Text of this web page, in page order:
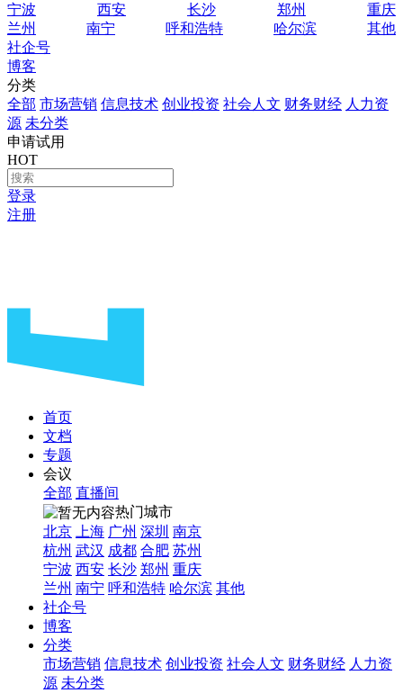
宁波
西安 长沙 郑州
重庆
兰州
南宁 呼和浩特 哈尔滨
其他
社企号
博客
分类
全部 市场营销 信息技术 创业投资 社会人文 财务财经 人力资
源 未分类
申请试用
HOT
登录
注册
首页
文档
专题
会议
全部 直播间
热门城市
北京
上海 广州 深圳 南京
杭州 武汉 成都 合肥 苏州
宁波 西安 长沙 郑州 重庆
兰州 南宁 呼和浩特 哈尔滨 其他
社企号
博客
分类
市场营销 信息技术 创业投资 社会人文 财务财经 人力资
源 未分类